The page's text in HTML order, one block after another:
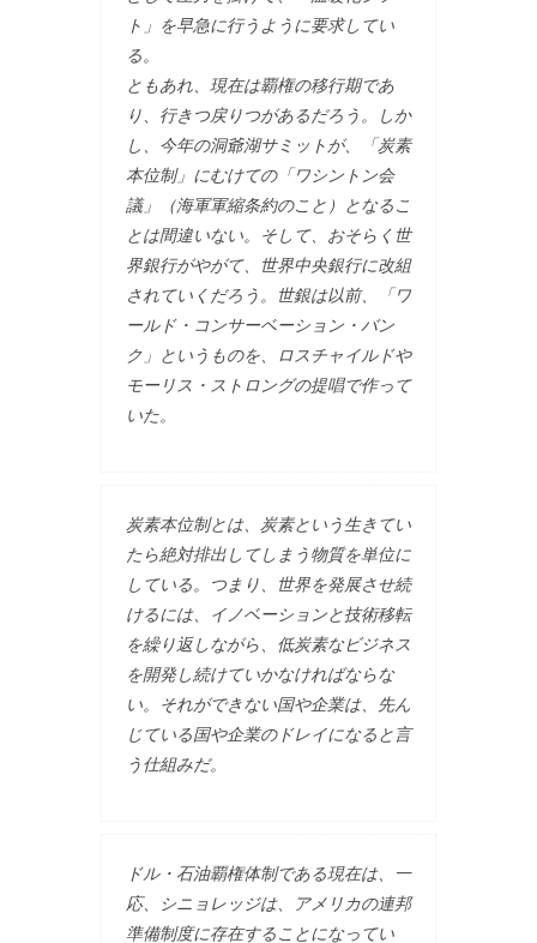
ト」を早急に行うように要求してい
る。
ともあれ、現在は覇権の移行期であ
り、行きつ戻りつがあるだろう。しか
し、今年の洞爺湖サミットが、「炭素
本位制」にむけての「ワシントン会
議」（海軍軍縮条約のこと）となるこ
とは間違いない。そして、おそらく世
界銀行がやがて、世界中央銀行に改組
されていくだろう。世銀は以前、「ワ
ールド・コンサーベーション・バン
ク」というものを、ロスチャイルドや
モーリス・ストロングの提唱で作って
いた。
炭素本位制とは、炭素という生きてい
たら絶対排出してしまう物質を単位に
している。つまり、世界を発展させ続
けるには、イノベーションと技術移転
を繰り返しながら、低炭素なビジネス
を開発し続けていかなければならな
い。それができない国や企業は、先ん
じている国や企業のドレイになると言
う仕組みだ。
ドル・石油覇権体制である現在は、一
応、シニョレッジは、アメリカの連邦
準備制度に存在することになってい